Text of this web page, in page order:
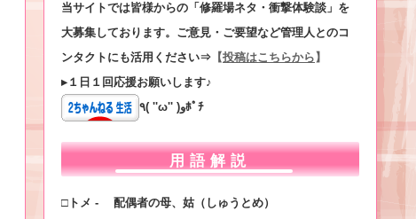
当サイトでは皆様からの「修羅場ネタ・衝撃体験談」を
大募集しております。ご意見・ご要望など管理人とのコ
ンタクトにも活用ください⇒ 【投稿はこちらから 】
▸１日１回応援お願いします♪
٩( ''ω'' )وﾎﾟﾁ
用語解説
□トメ - 配偶者の母、姑（しゅうとめ）